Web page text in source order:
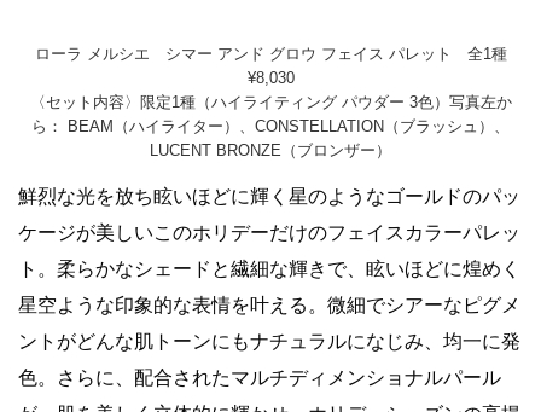
ローラ メルシエ シマー アンド グロウ フェイス パレット 全1種
¥8,030
〈セット内容〉限定1種（ハイライティング パウダー 3色）写真左か
ら： BEAM（ハイライター）、CONSTELLATION（ブラッシュ）、
LUCENT BRONZE（ブロンザー）
鮮烈な光を放ち眩いほどに輝く星のようなゴールドのパッ
ケージが美しいこのホリデーだけのフェイスカラーパレッ
ト。柔らかなシェードと繊細な輝きで、眩いほどに煌めく
星空ような印象的な表情を叶える。微細でシアーなピグメ
ントがどんな肌トーンにもナチュラルになじみ、均一に発
色。さらに、配合されたマルチディメンショナルパール